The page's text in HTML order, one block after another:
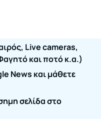
Live cameras,
και ποτό κ.α.)
News και μάθετε
σελίδα στο